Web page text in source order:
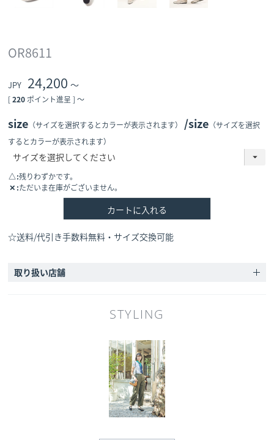
OR8611
24,200 〜
[ 220 ポイント進呈 ] 〜
size （サイズを選択するとカラーが表示されます） size （サイズを選択
するとカラーが表示されます）
△ 残りわずかです。
✕ ただいま在庫がございません。
カートに入れる
☆送料/代引き手数料無料・サイズ交換可能
取り扱い店舗
STYLING